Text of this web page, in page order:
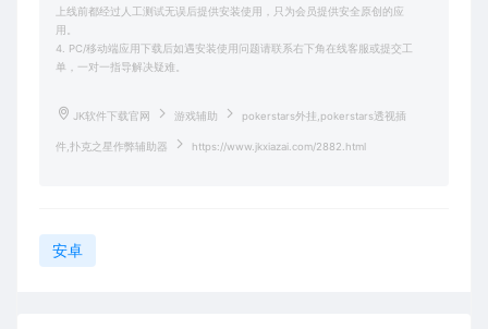
上线前都经过人工测试无误后提供安装使用，只为会员提供安全原创的应
用。
4. PC/移动端应用下载后如遇安装使用问题请联系右下角在线客服或提交工
单，一对一指导解决疑难。
JK软件下载官网 游戏辅助 pokerstars外挂,pokerstars透视插
件,扑克之星作弊辅助器 https://www.jkxiazai.com/2882.html
安卓